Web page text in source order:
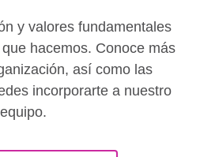
y valores fundamentales
hacemos. Conoce más
así como las
incorporarte a nuestro
equipo.